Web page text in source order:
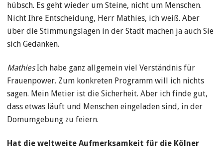
hübsch. Es geht wieder um Steine, nicht um Menschen.
Nicht Ihre Entscheidung, Herr Mathies, ich weiß. Aber
über die Stimmungslagen in der Stadt machen ja auch Sie
sich Gedanken.
MathiesIch habe ganz allgemein viel Verständnis für
Frauenpower. Zum konkreten Programm will ich nichts
sagen. Mein Metier ist die Sicherheit. Aber ich finde gut,
dass etwas läuft und Menschen eingeladen sind, in der
Domumgebung zu feiern.
Hat die weltweite Aufmerksamkeit für die Kölner